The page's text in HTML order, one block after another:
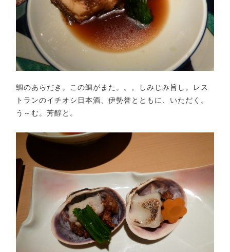
鯛のあらだき。この鯛がまた。。。しみじみ旨し。レス
トランのイチオシ日本酒、伊勢誉とともに、いただく。
う～む。芳醇と。